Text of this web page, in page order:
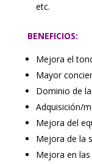
etc.
BENEFICIOS:
Mejora el
Mayor
Dominio de
Adquisición/
Mejora del
Mejora de la
Mejora en